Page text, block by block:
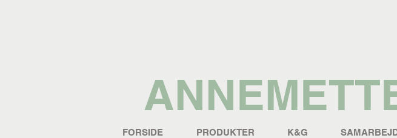
FORSIDE PRODUKTER K&G